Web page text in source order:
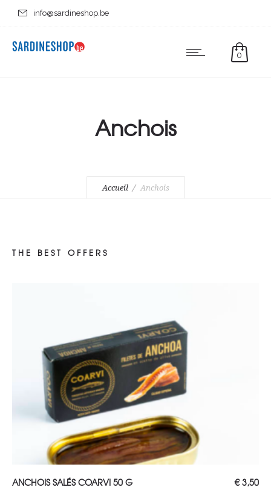
info@sardineshop.be
0
Anchois
Accueil Anchois
THE BEST OFFERS
AJOUTER AU PANIER
ANCHOIS SALÉS COARVI 50 G €3,50